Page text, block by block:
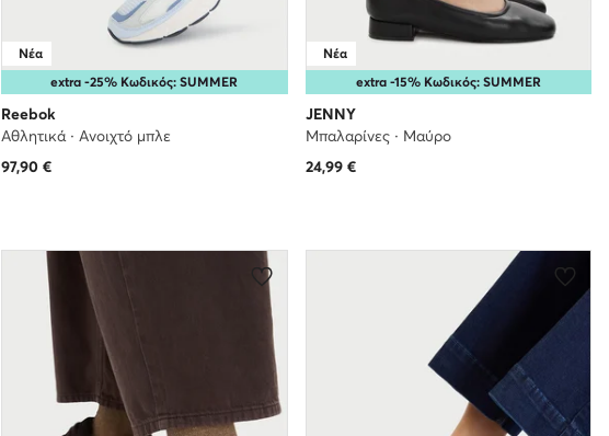
extra -25% Κωδικός: SUMMER
Νέα
Reebok
Αθλητικά · Ανοιχτό μπλε
97,90 €
extra -15% Κωδικός: SUMMER
Νέα
JENNY
Μπαλαρίνες · Μαύρο
24,99€